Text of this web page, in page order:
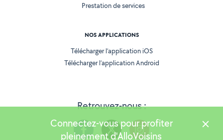
Retrouvez-nous :
Prestation de services
NOS APPLICATIONS
Télécharger l’application iOS
Télécharger l’application Android
Connectez-vous pour profiter
pleinement d'AlloVoisins